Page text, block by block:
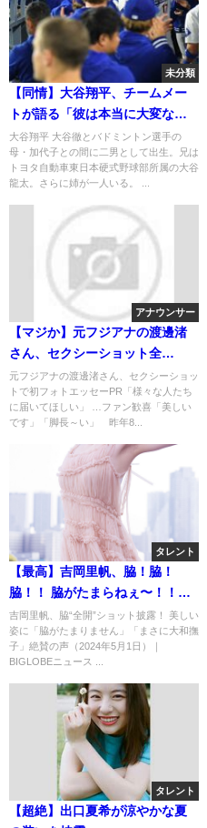
未分類
【同情】大谷翔平、チームメー
トが語る「彼は本当に大変なん
だよ」 ﾟ(ﾟ´Д｀ﾟ)ﾟ。
大谷翔平 大谷徹とバドミントン選手の
母・加代子との間に二男として出生。兄は
トヨタ自動車東日本硬式野球部所属の大谷
龍太。さらに姉が一人いる。 ...
アナウンサー
【マジか】元フジアナの渡邊渚
さん、セクシーショット全
開・・・「様々な人たちに届い
てほしい」
元フジアナの渡邊渚さん、セクシーショッ
トで初フォトエッセーPR「様々な人たち
に届いてほしい」 …ファン歓喜「美しい
です」「脚長～い」 昨年8...
タレント
【最高】吉岡里帆、脇！脇！
脇！！ 脇がたまらねぇ〜！！！
「まさに大和撫子」
吉岡里帆、脇“全開”ショット披露！ 美しい
姿に「脇がたまりません」「まさに大和撫
子」絶賛の声（2024年5月1日）｜
BIGLOBEニュース ...
タレント
【超絶】出口夏希が涼やかな夏